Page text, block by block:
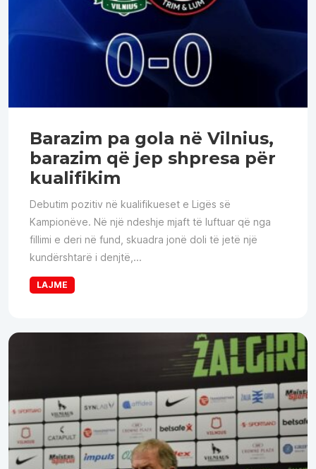
Barazim pa gola në Vilnius,
barazim që jep shpresa për
kualifikim
Debutim pozitiv në kualifikueset e Ligës së
Kampionëve. Në një ndeshje mjaft të luftuar që nga
fillimi e deri në fund, skuadra jonë doli të jetë një
kundërshtarë i denjtë,...
LAJME